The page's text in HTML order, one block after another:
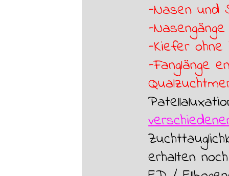
-Nasen und
-
-Kiefer
-Fanglänge
erhalten